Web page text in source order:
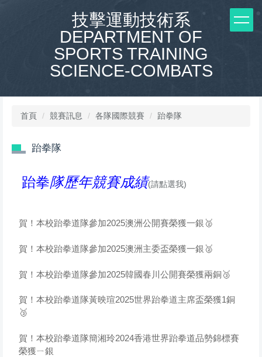
技擊運動技術系
DEPARTMENT OF
SPORTS TRAINING
SCIENCE-COMBATS
首頁 競賽訊息 各隊國際競賽 跆拳隊
跆拳隊
跆拳隊歷年競賽成績(請點選我)
賀！本校跆拳道隊參加2025澳洲公開賽榮獲一銀🥈
賀！本校跆拳道隊參加2025澳洲主委盃榮獲一銀🥈
賀！本校跆拳道隊參加2025韓國春川公開賽榮獲兩銅🥉
賀！本校跆拳道隊黃映瑄2025世界跆拳道主席盃榮獲1銅
🥉
賀！本校跆拳道隊簡湘玲2024香港世界跆拳道品勢錦標賽
榮獲ㄧ銀